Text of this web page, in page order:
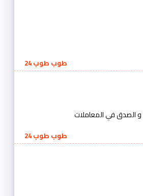
طوب طوب 24
و الصدق في المعاملات
طوب طوب 24